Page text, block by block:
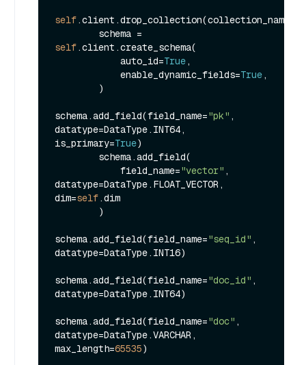
self.client.drop_collection(collection_name=
self.client.create_schema(
            auto_id=
True,
            enable_dynamic_fields=
True,
schema.add_field(field_name="pk" ,
datatype=DataType.INT64,
is_primary=True)
            field_name=
"vector" ,
datatype=DataType.FLOAT_VECTOR,
dim=self.dim
schema.add_field(field_name="seq_id" ,
datatype=DataType.INT16)
schema.add_field(field_name="doc_id" ,
datatype=DataType.INT64)
schema.add_field(field_name="doc" ,
datatype=DataType.VARCHAR,
max_length=65535)